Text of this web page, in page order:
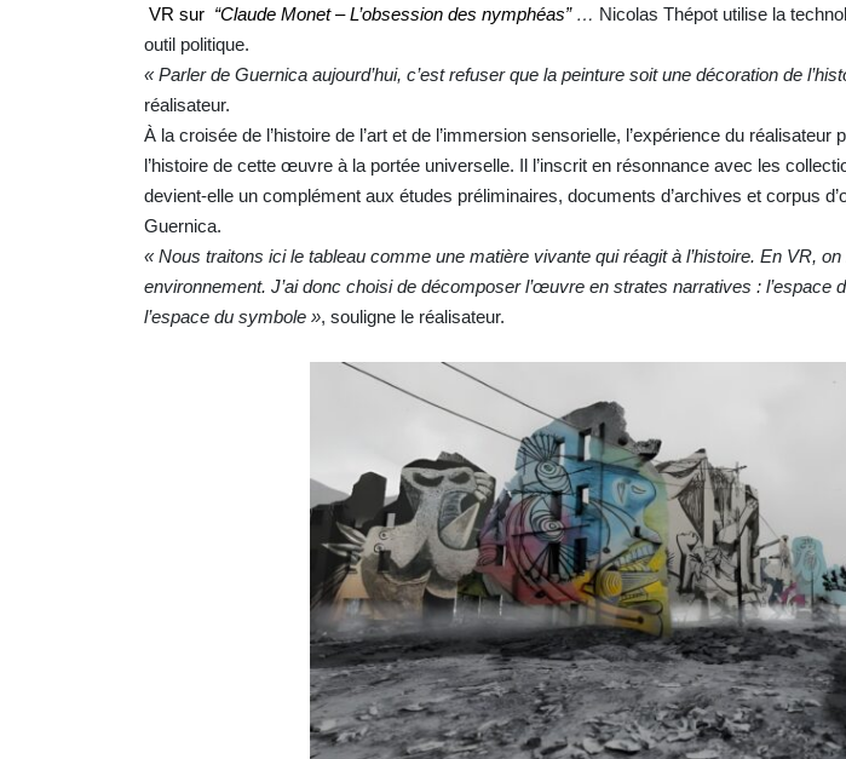
VR sur “Claude Monet – L’obsession des nymphéas”… Nicolas Thépot utilise la
outil politique.
« Parler de Guernica aujourd’hui, c’est refuser que la peinture soit une décoration de
réalisateur.
À la croisée de l’histoire de l’art et de l’immersion sensorielle, l’expérience du
l’histoire de cette œuvre à la portée universelle. Il l’inscrit en résonnance avec les
devient-elle un complément aux études préliminaires, documents d’archives et corpus
Guernica.
« Nous traitons ici le tableau comme une matière vivante qui réagit à l’histoire. En VR,
environnement. J’ai donc choisi de décomposer l’œuvre en strates narratives : l’espace
l’espace du symbole », souligne le réalisateur.